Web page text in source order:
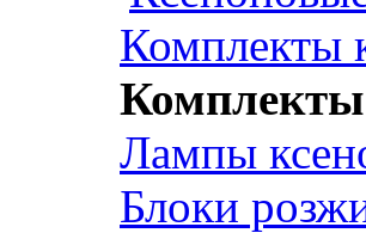
Комплекты
Комплекты
Лампы
Блоки